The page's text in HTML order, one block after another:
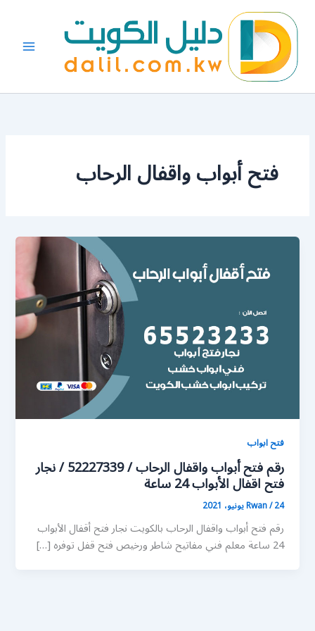
المحتوى
فتح أبواب واقفال الرحاب
فتح ابواب
رقم فتح أبواب واقفال الرحاب / 52227339 / نجار
فتح اقفال الأبواب 24 ساعة
Rwan/24 يونيو، 2021
رقم فتح أبواب واقفال الرحاب بالكويت نجار فتح أقفال الأبواب
24 ساعة معلم فني مفاتيح شاطر ورخيص فتح قفل توفره […]